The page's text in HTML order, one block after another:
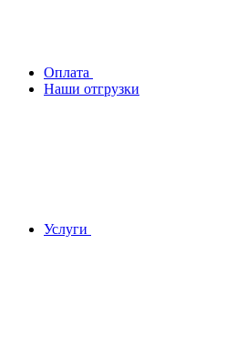
Оплата
Наши отгрузки
Услуги